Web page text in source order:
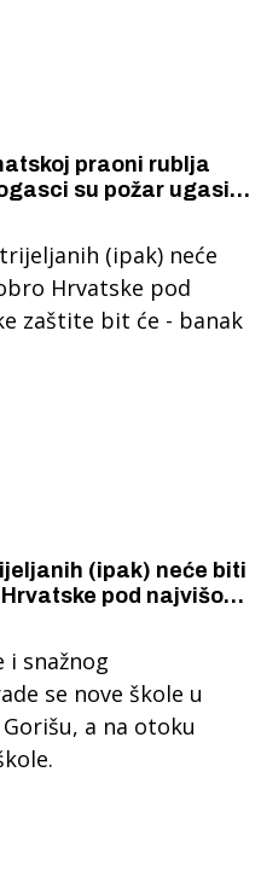
praoni rublja
su požar ugasili
(ipak) neće biti
pod najvišom